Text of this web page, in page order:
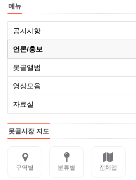
메뉴
공지사항
언론/홍보
못골앨범
영상모음
자료실
못골시장 지도
구역별 분류별 전체맵